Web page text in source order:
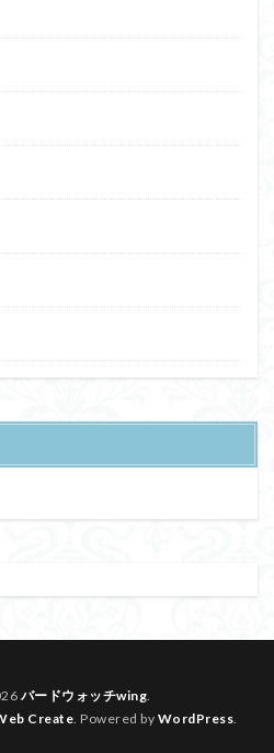
バードウォッチwing.
Create. Powered by WordPress.